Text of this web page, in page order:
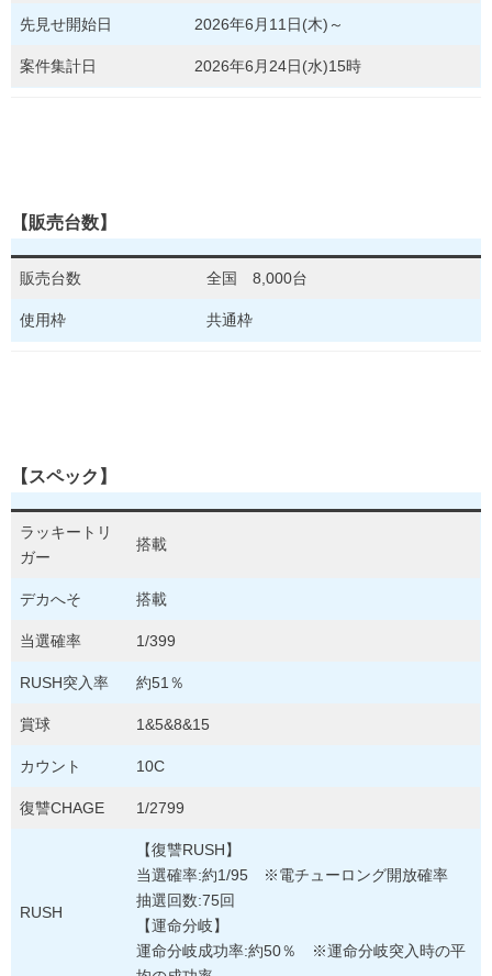
先見せ開始日 2026年6月11日(木)～
案件集計日 2026年6月24日(水)15時
【販売台数】
販売台数 全国 8,000台
使用枠 共通枠
【スペック】
ラッキートリ
ガー
搭載
デカへそ 搭載
当選確率 1/399
RUSH突入率 約51％
賞球 1&5&8&15
カウント 10C
復讐CHAGE 1/2799
RUSH
【復讐RUSH】
当選確率:約1/95 ※電チューロング開放確率
抽選回数:75回
【運命分岐】
運命分岐成功率:約50％ ※運命分岐突入時の平